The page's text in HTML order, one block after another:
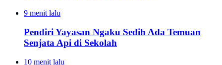
9 menit lalu
Pendiri Yayasan Ngaku Sedih Ada Temuan
Senjata Api di Sekolah
10 menit lalu